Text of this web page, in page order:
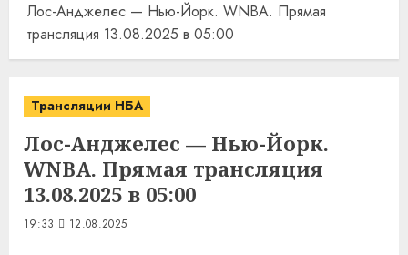
Лос-Анджелес — Нью-Йорк. WNBA. Прямая
трансляция 13.08.2025 в 05:00
Трансляции НБА
Лос-Анджелес — Нью-Йорк.
WNBA. Прямая трансляция
13.08.2025 в 05:00
19:33 12.08.2025